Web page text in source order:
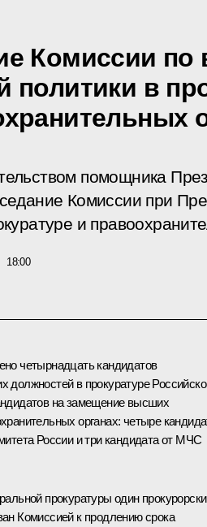
Комиссии по
политики в
помощника
Комиссии при
и
18:00
четырнадцать кандидатов
должностей в прокуратуре
на замещение высших
органах: четыре
России и три кандидата от МЧС
прокуратуры один
Комиссией к продлению срока